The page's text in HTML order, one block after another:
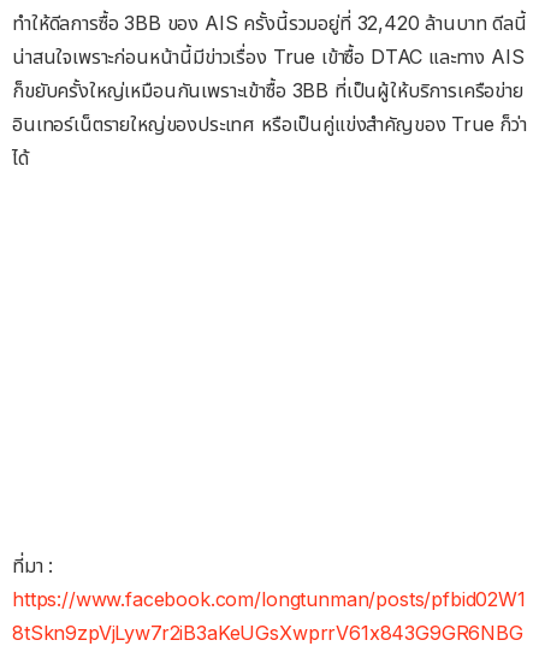
ทำให้ดีลการซื้อ 3BB ของ AIS ครั้งนี้รวมอยู่ที่ 32,420 ล้านบาท ดีลนี้
น่าสนใจเพราะก่อนหน้านี้มีข่าวเรื่อง True เข้าซื้อ DTAC และทาง AIS
ก็ขยับครั้งใหญ่เหมือนกันเพราะเข้าซื้อ 3BB ที่เป็นผู้ให้บริการเครือข่าย
อินเทอร์เน็ตรายใหญ่ของประเทศ หรือเป็นคู่แข่งสำคัญของ True ก็ว่า
ได้
ที่มา :
https://www.facebook.com/longtunman/posts/pfbid02W1
8tSkn9zpVjLyw7r2iB3aKeUGsXwprrV61x843G9GR6NBG